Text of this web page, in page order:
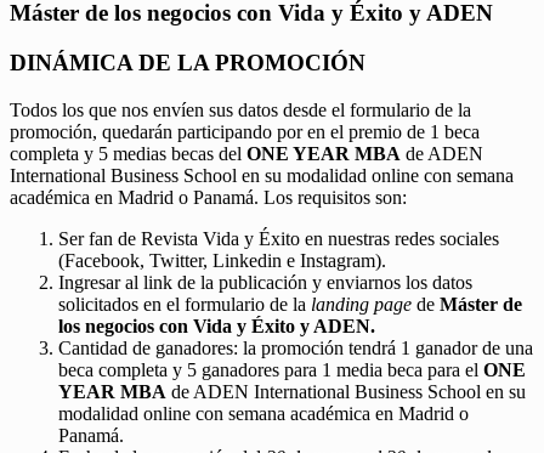
Máster de los negocios con Vida y Éxito y ADEN
DINÁMICA DE LA PROMOCIÓN
Todos los que nos envíen sus datos desde el formulario de la
promoción, quedarán participando por en el premio de 1 beca
completa y 5 medias becas del ONE YEAR MBA de ADEN
International Business School en su modalidad online con semana
académica en Madrid o Panamá. Los requisitos son:
Ser fan de Revista Vida y Éxito en nuestras redes sociales
(Facebook, Twitter, Linkedin e Instagram).
Ingresar al link de la publicación y enviarnos los datos
solicitados en el formulario de la landing page de Máster de
los negocios con Vida y Éxito y ADEN.
Cantidad de ganadores: la promoción tendrá 1 ganador de una
beca completa y 5 ganadores para 1 media beca para el ONE
YEAR MBA de ADEN International Business School en su
modalidad online con semana académica en Madrid o
Panamá.